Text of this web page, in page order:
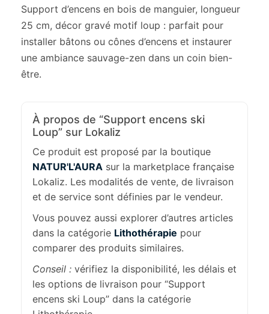
Support d’encens en bois de manguier, longueur
25 cm, décor gravé motif loup : parfait pour
installer bâtons ou cônes d’encens et instaurer
une ambiance sauvage-zen dans un coin bien-
être.
À propos de “Support encens ski
Loup” sur Lokaliz
Ce produit est proposé par la boutique
NATUR'L'AURA sur la marketplace française
Lokaliz. Les modalités de vente, de livraison
et de service sont définies par le vendeur.
Vous pouvez aussi explorer d’autres articles
dans la catégorie Lithothérapie pour
comparer des produits similaires.
Conseil : vérifiez la disponibilité, les délais et
les options de livraison pour “Support
encens ski Loup” dans la catégorie